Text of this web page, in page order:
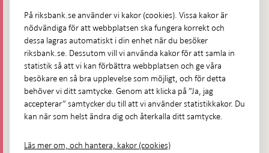
Hitta direkt
Frågor och svar-
Öppnas
i
ny
flik
Till Riksbankens webbarkiv-
Öppnas
i
ny
Presskontakt
Integritetspolicy
På riksbank.se använder vi kakor (cookies). Vissa kakor är
nödvändiga för att webbplatsen ska fungera korrekt och
dessa lagras automatiskt i din enhet när du besöker
riksbank.se. Dessutom vill vi använda kakor för att samla in
statistik så att vi kan förbättra webbplatsen och ge våra
besökare en så bra upplevelse som möjligt, och för detta
behöver vi ditt samtycke. Genom att klicka på ”Ja, jag
accepterar” samtycker du till att vi använder statistikkakor. Du
kan när som helst ändra dig och återkalla ditt samtycke.
Läs mer om, och hantera, kakor (cookies)